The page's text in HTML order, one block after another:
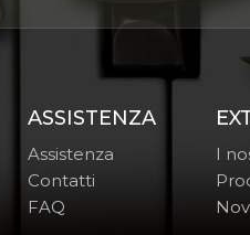
ASSISTENZA
Assistenza
Contatti
FAQ
I